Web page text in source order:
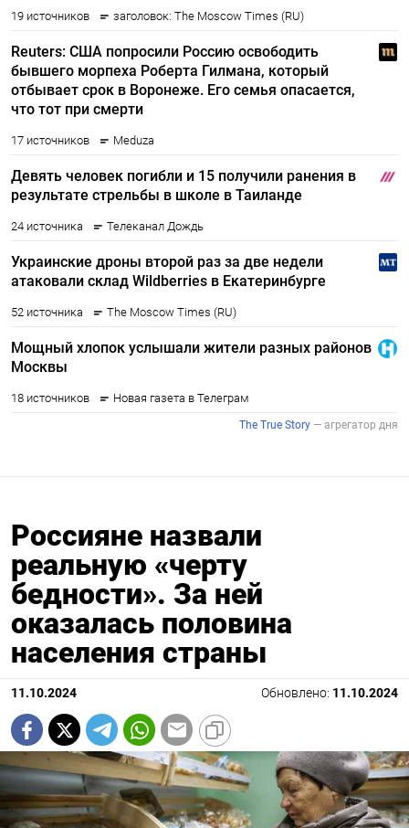
Россияне назвали
реальную «черту
бедности». За ней
оказалась половина
населения страны
11.10.2024 Обновлено: 11.10.2024